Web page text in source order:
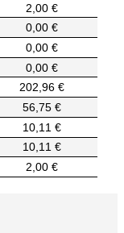
2,00 €
0,00 €
0,00 €
0,00 €
202,96 €
56,75 €
10,11 €
10,11 €
2,00 €